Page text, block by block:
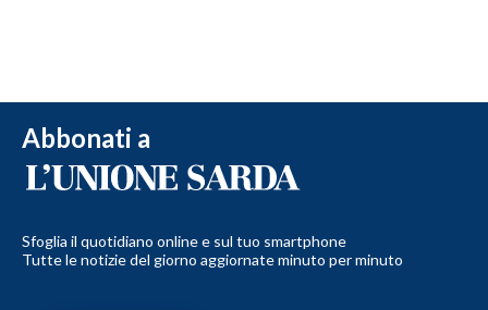
Abbonati a
Sfoglia il quotidiano online e sul tuo smartphone
Tutte le notizie del giorno aggiornate minuto per minuto